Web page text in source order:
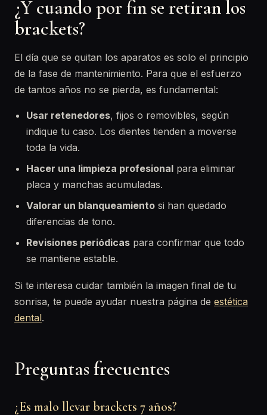
¿Y cuando por fin se retiran los
brackets?
El día que se quitan los aparatos es solo el principio
de la fase de mantenimiento. Para que el esfuerzo
de tantos años no se pierda, es fundamental:
Usar retenedores, fijos o removibles, según
indique tu caso. Los dientes tienden a moverse
toda la vida.
Hacer una limpieza profesional para eliminar
placa y manchas acumuladas.
Valorar un blanqueamiento si han quedado
diferencias de tono.
Revisiones periódicas para confirmar que todo
se mantiene estable.
Si te interesa cuidar también la imagen final de tu
sonrisa, te puede ayudar nuestra página de estética
dental.
Preguntas frecuentes
¿Es malo llevar brackets 7 años?